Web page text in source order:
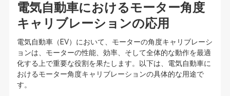
電気自動車におけるモーター角度
キャリブレーションの応用
電気自動車（EV）において、モーターの角度キャリブレーシ
ョンは、モーターの性能、効率、そして全体的な動作を最適
化する上で重要な役割を果たします。以下は、電気自動車に
おけるモーター角度キャリブレーションの具体的な用途で
す。